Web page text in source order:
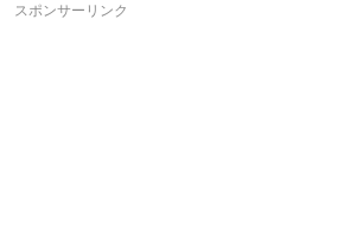
スポンサーリンク